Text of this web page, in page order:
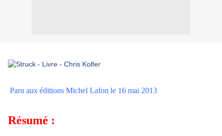
Paru aux éditions Michel Lafon le 16 mai 2013
Résumé :